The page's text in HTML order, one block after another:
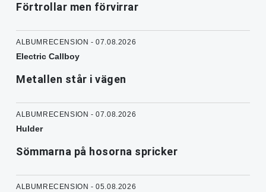
Förtrollar men förvirrar
ALBUMRECENSION - 07.08.2026
Electric Callboy
Metallen står i vägen
ALBUMRECENSION - 07.08.2026
Hulder
Sömmarna på hosorna spricker
ALBUMRECENSION - 05.08.2026